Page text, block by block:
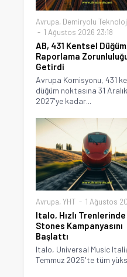
Avrupa, Demiryolu
1 Ağustos 2026 23:18
AB, 431 Kentsel
Raporlama
Getirdi
Avrupa Komisyonu, 431
düğüm noktasına 31 Aralık
2027'ye kadar...
Avrupa, YHT 1 Ağustos
Italo, Hızlı
Stones Kampanyasını
Başlattı
Italo, Universal Music
Temmuz 2025'te tüm